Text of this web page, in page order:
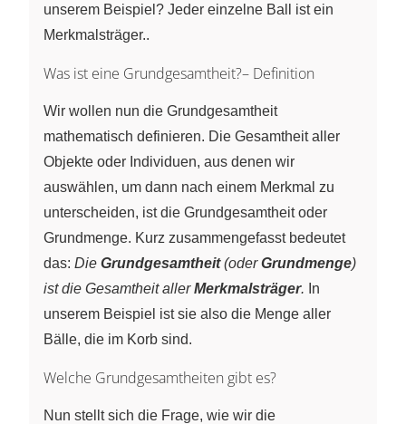
unserem Beispiel? Jeder einzelne Ball ist ein
Merkmalsträger..
Was ist eine Grundgesamtheit?– Definition
Wir wollen nun die Grundgesamtheit
mathematisch definieren. Die Gesamtheit aller
Objekte oder Individuen, aus denen wir
auswählen, um dann nach einem Merkmal zu
unterscheiden, ist die Grundgesamtheit oder
Grundmenge. Kurz zusammengefasst bedeutet
das: Die Grundgesamtheit(oderGrundmenge)
ist die Gesamtheit allerMerkmalsträger. In
unserem Beispiel ist sie also die Menge aller
Bälle, die im Korb sind.
Welche Grundgesamtheiten gibt es?
Nun stellt sich die Frage, wie wir die